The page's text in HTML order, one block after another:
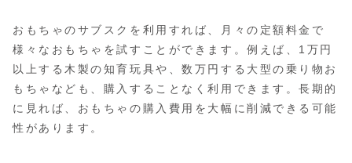
おもちゃのサブスクを利用すれば、月々の定額料金で
様々なおもちゃを試すことができます。例えば、1万円
以上する木製の知育玩具や、数万円する大型の乗り物お
もちゃなども、購入することなく利用できます。長期的
に見れば、おもちゃの購入費用を大幅に削減できる可能
性があります。